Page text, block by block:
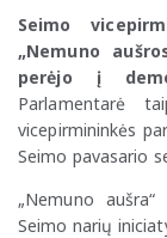
Seimo
„Nemuno
perėjo į
Parlamentarė
vicepirmininkės
Seimo pavasario
„Nemuno
Seimo narių